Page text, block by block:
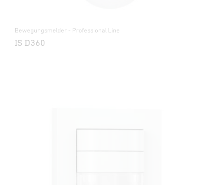
Bewegungsmelder - Professional Line
IS D360